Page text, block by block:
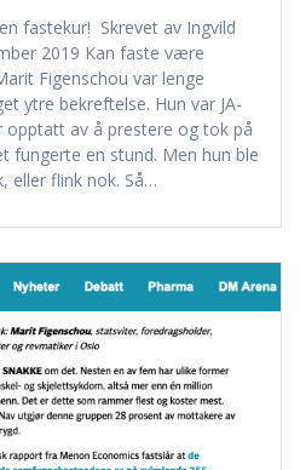
fastekur! Skrevet av Ingvild
2019 Kan faste være
Figenschou var lenge
ytre bekreftelse. Hun var JA-
av å prestere og tok på
fungerte en stund. Men hun ble
eller flink nok. Så…